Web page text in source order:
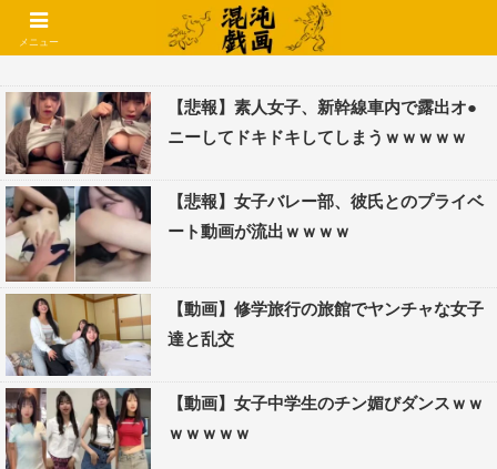
コメントでコテハン使えるようになりました🌱
【悲報】素人女子、新幹線車内で露出オ●
ニーしてドキドキしてしまうｗｗｗｗｗ
【悲報】女子バレー部、彼氏とのプライベ
ート動画が流出ｗｗｗｗ
【動画】修学旅行の旅館でヤンチャな女子
達と乱交
【動画】女子中学生のチン媚びダンスｗｗ
ｗｗｗｗｗ
メニュー